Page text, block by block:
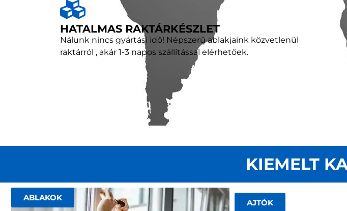
HATALMAS RAKTÁRKÉSZLET
Nálunk nincs gyártási idő! Népszerű ablakjaink közvetlenül
raktárról , akár 1-3 napos szállítással elérhetőek.
KIEMELT
ABLAKOK
AJTÓK